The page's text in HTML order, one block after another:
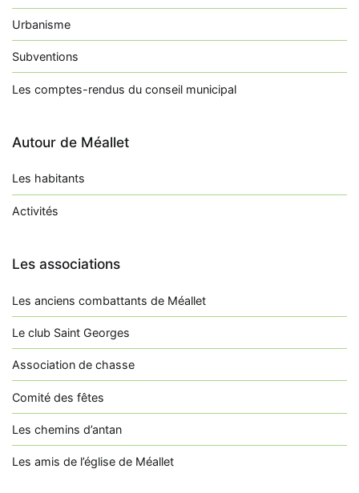
Urbanisme
Subventions
Les comptes-rendus du conseil municipal
Autour de Méallet
Les habitants
Activités
Les associations
Les anciens combattants de Méallet
Le club Saint Georges
Association de chasse
Comité des fêtes
Les chemins d’antan
Les amis de l’église de Méallet